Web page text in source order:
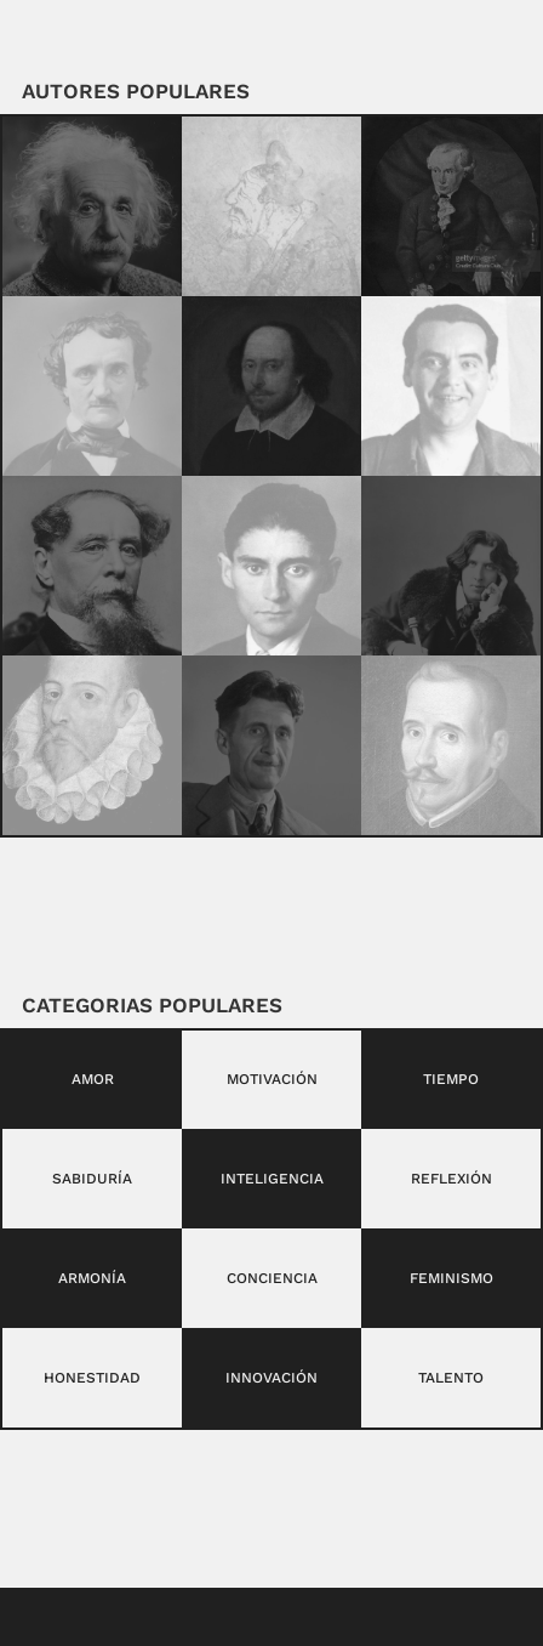
AUTORES POPULARES
CATEGORIAS POPULARES
AMOR MOTIVACIÓN TIEMPO
SABIDURÍA INTELIGENCIA REFLEXIÓN
ARMONÍA CONCIENCIA FEMINISMO
HONESTIDAD INNOVACIÓN TALENTO